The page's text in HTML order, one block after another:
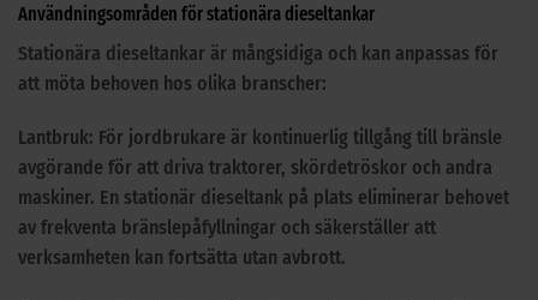
Användningsområden för stationära dieseltankar
Stationära dieseltankar är mångsidiga och kan anpassas för
att möta behoven hos olika branscher:
Lantbruk: För jordbrukare är kontinuerlig tillgång till bränsle
avgörande för att driva traktorer, skördetröskor och andra
maskiner. En stationär dieseltank på plats eliminerar behovet
av frekventa bränslepåfyllningar och säkerställer att
verksamheten kan fortsätta utan avbrott.